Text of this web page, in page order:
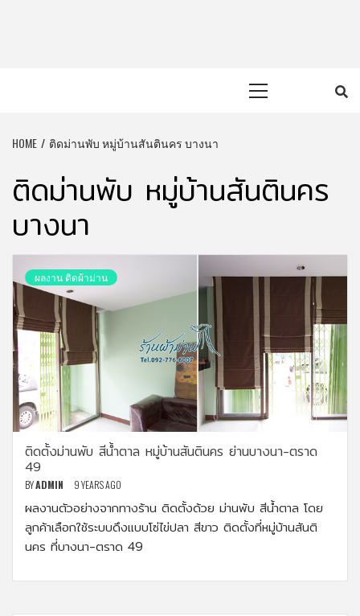
HOME ติดม่านพับ หมู่บ้านสันตินคร บางนา
ติดม่านพับ หมู่บ้านสันตินคร
บางนา
ผลงาน ติดผ้าม่าน
ติดตั้งม่านพับ สีน้ำตาล หมู่บ้านสันตินคร ย่านบางนา-ตราด
49
BYADMIN 9 YEARS AGO
ผลงานตัวอย่างจากทางร้าน ติดตั้งด้วย ม่านพับ สีน้ำตาล โดย
ลูกค้าเลือกใช้ระบบดึงแบบโซ่ไข่ปลา สีขาว ติดตั้งที่หมู่บ้านสันติ
นคร ที่บางนา-ตราด 49